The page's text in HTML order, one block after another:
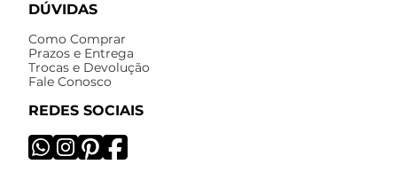
DÚVIDAS
Como Comprar
Prazos e Entrega
Trocas e Devolução
Fale Conosco
REDES SOCIAIS